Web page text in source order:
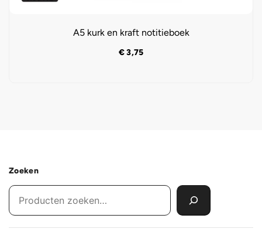
A5 kurk en kraft notitieboek
€3,75
Zoeken